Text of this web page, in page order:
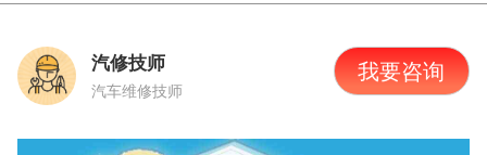
汽修技师
汽车维修技师
我要咨询